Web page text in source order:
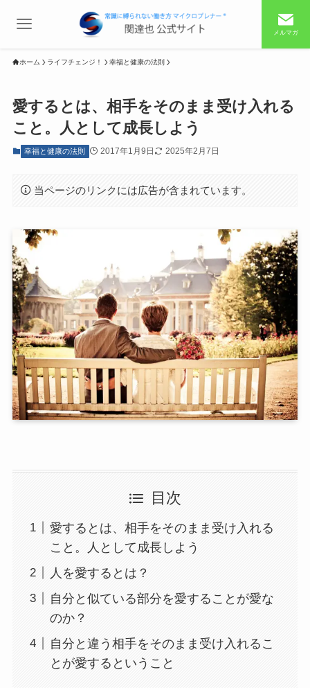
メルマガ
ホーム ライフチェンジ！ 幸福と健康の法則
愛するとは、相手をそのまま受け入れる
こと。人として成長しよう
幸福と健康の法則 2017年1月9日 2025年2月7日
当ページのリンクには広告が含まれています。
目次
愛するとは、相手をそのまま受け入れる
こと。人として成長しよう
人を愛するとは？
自分と似ている部分を愛することが愛な
のか？
自分と違う相手をそのまま受け入れるこ
とが愛するということ